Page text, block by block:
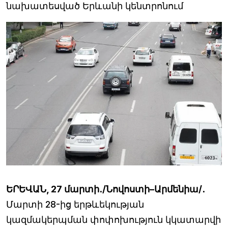
նախատեսված Երևանի կենտրոնում
ԵՐԵՎԱՆ, 27 մարտի․/Նովոստի–Արմենիա/․
Մարտի 28-ից երթևեկության
կազմակերպման փոփոխություն կկատարվի